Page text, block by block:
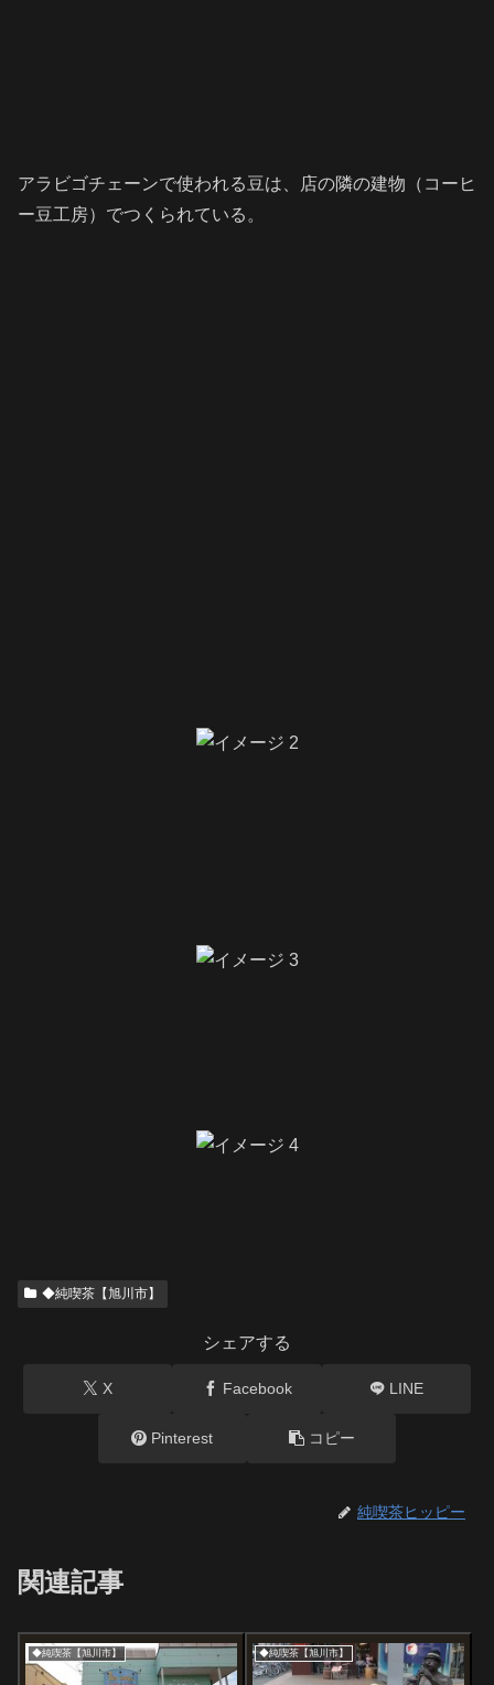
アラビゴチェーンで使われる豆は、店の隣の建物（コーヒ
ー豆工房）でつくられている。
◆純喫茶【旭川市】
シェアする
X Facebook LINE
Pinterest コピー
純喫茶ヒッピー
関連記事
◆純喫茶【旭川市】 ◆純喫茶【旭川市】